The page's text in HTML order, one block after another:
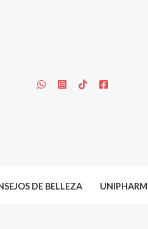
DE BELLEZA UNIPHARM